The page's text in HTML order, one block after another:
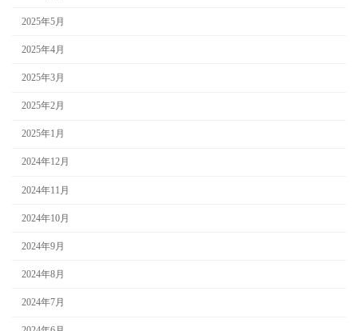
2025年5月
2025年4月
2025年3月
2025年2月
2025年1月
2024年12月
2024年11月
2024年10月
2024年9月
2024年8月
2024年7月